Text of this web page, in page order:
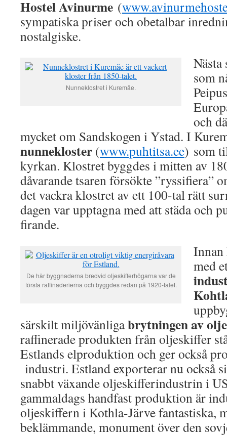
Hostel Avinurme (
sympatiska priser och obetalbar
nostalgiske.
Nunneklostret i Kuremäe.
som
och
mycket om Sandskogen i Ystad. I
nunnekloster (www.puhtitsa.ee) som
kyrkan. Klostret byggdes i mitten av
dåvarande tsaren försökte ”ryssifiera”
det vackra klostret av ett 100-tal rätt
dagen var upptagna med att städa och
firande.
De här byggnaderna bredvid oljeskifferhögarna var de
första raffinaderierna och byggdes redan på 1920-talet.
Innan
med
särskilt miljövänligabrytningen av
raffinerade produkten från oljeskiffer
Estlands elproduktion och ger också
industri. Estland exporterar nu också
snabbt växande oljeskifferindustrin i
gammaldags handfast produktion är
oljeskiffern i Kothla-Järve fantastiska,
beklämmande, monument över den